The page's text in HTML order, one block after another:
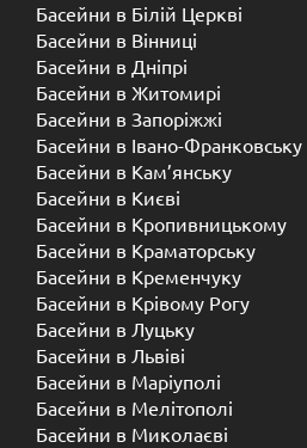
Басейни в Білій Церкві
Басейни в Вінниці
Басейни в Дніпрі
Басейни в Житомирі
Басейни в Запоріжжі
Басейни в Івано-Франковську
Басейни в Кам’янську
Басейни в Києві
Басейни в Кропивницькому
Басейни в Краматорську
Басейни в Кременчуку
Басейни в Крівому Рогу
Басейни в Луцьку
Басейни в Львіві
Басейни в Маріуполі
Басейни в Мелітополі
Басейни в Миколаєві